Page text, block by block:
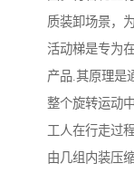
质装卸场景，
活动梯是专为
产品.其原理是
整个旋转运动
工人在行走过
由几组内装压